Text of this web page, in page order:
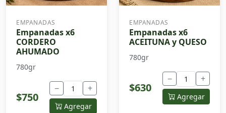
EMPANADAS
Empanadas x6
CORDERO
AHUMADO
780gr
$750
− +
Agregar
EMPANADAS
Empanadas x6
ACEITUNA y QUESO
780gr
$630
− +
Agregar